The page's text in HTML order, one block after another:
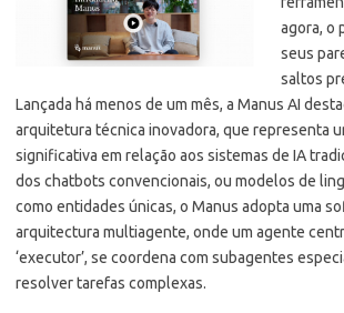
agora, o
seus
saltos
Lançada há menos de um mês, a Manus AI
arquitetura técnica inovadora, que representa
significativa em relação aos sistemas de IA
dos chatbots convencionais, ou modelos de
como entidades únicas, o Manus adopta uma
arquitectura multiagente, onde um agente
‘executor’, se coordena com subagentes
resolver tarefas complexas.